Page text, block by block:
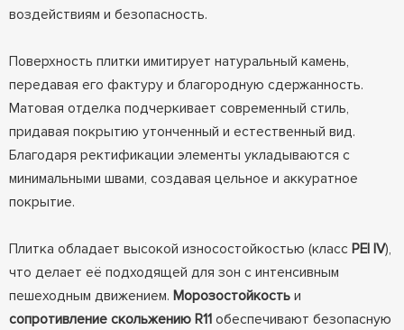
воздействиям и безопасность.
Поверхность плитки имитирует натуральный камень,
передавая его фактуру и благородную сдержанность.
Матовая отделка подчеркивает современный стиль,
придавая покрытию утонченный и естественный вид.
Благодаря ректификации элементы укладываются с
минимальными швами, создавая цельное и аккуратное
покрытие.
Плитка обладает высокой износостойкостью (класс PEI IV),
что делает её подходящей для зон с интенсивным
пешеходным движением. Морозостойкостьи
сопротивление скольжению R11обеспечивают безопасную